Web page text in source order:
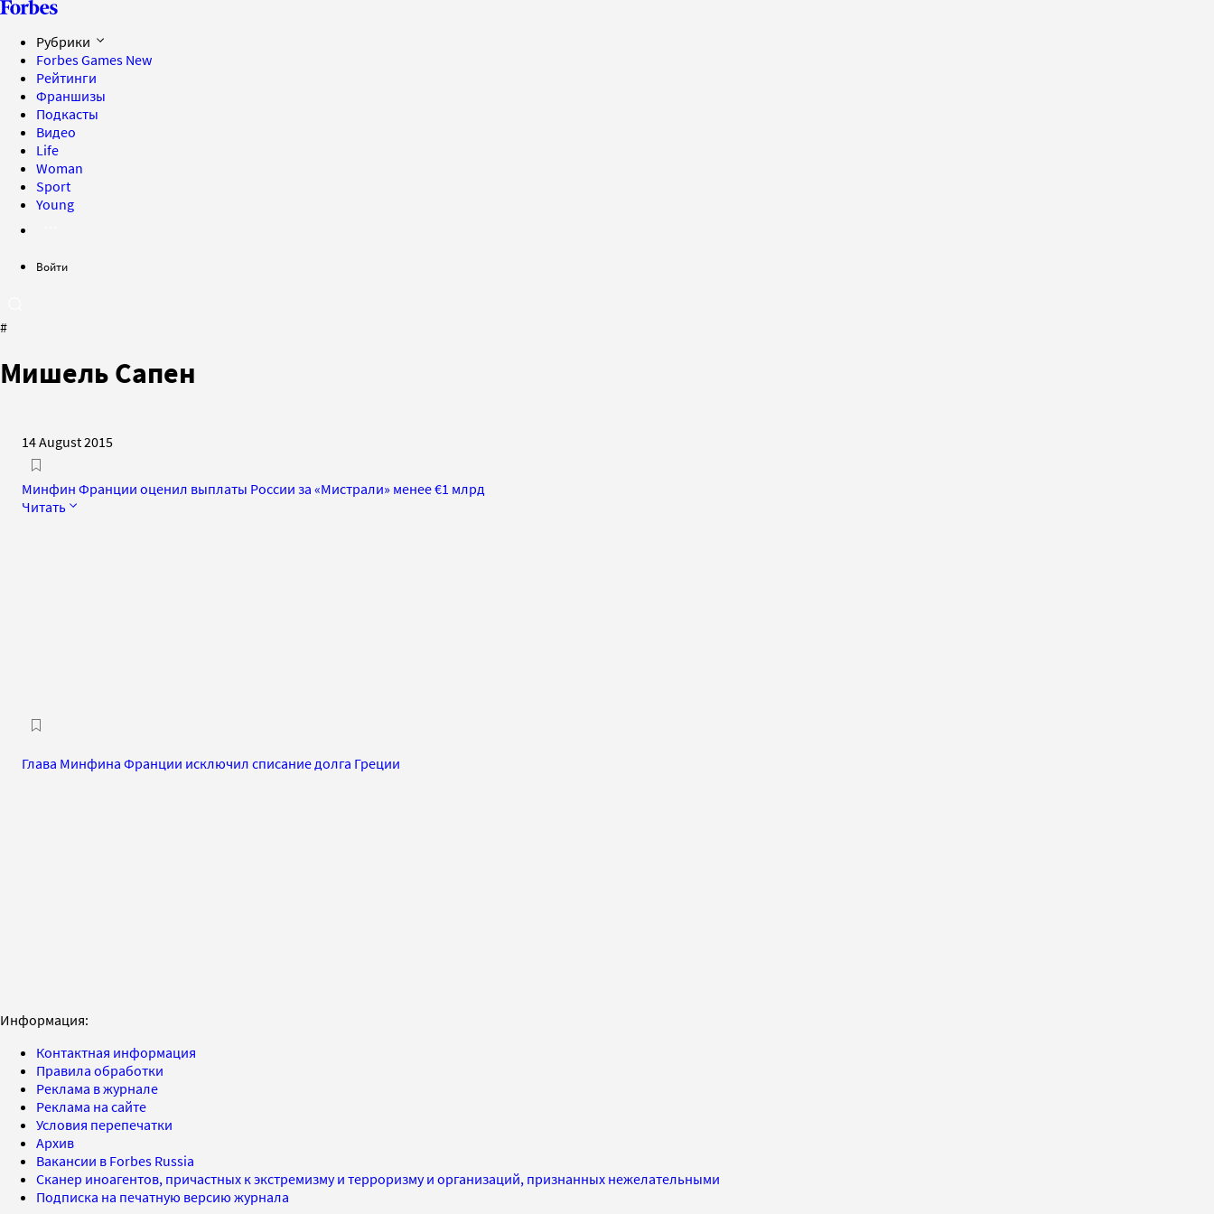
Рубрики
Forbes Games New
Рейтинги
Франшизы
Подкасты
Видео
Life
Woman
Sport
Young
Войти
#
Мишель Сапен
14 August 2015
Минфин Франции оценил выплаты России за «Мистрали» менее €1 млрд
Читать
Глава Минфина Франции исключил списание долга Греции
Информация:
Контактная информация
Правила обработки
Реклама в журнале
Реклама на сайте
Условия перепечатки
Архив
Вакансии в Forbes Russia
Сканер иноагентов, причастных к экстремизму и терроризму и организаций, признанных нежелательными
Подписка на печатную версию журнала